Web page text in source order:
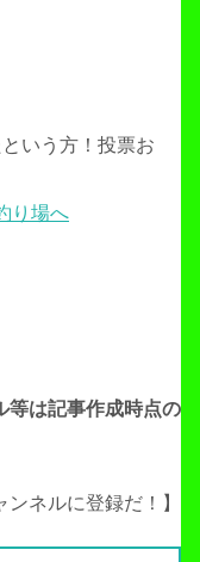
いう方！投票お
等は記事作成時点の
ネルに登録だ！】